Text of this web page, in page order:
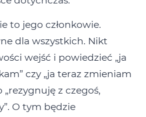
to jego członkowie.
dla wszystkich. Nikt
wejść i powiedzieć „ja
czy „ja teraz zmieniam
„rezygnuję z czegoś,
O tym będzie